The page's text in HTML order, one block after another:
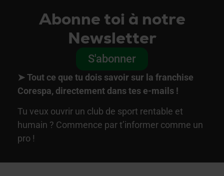
Abonne toi à notre
Newsletter
S'abonner
➤Tout ce que tu dois savoir sur la franchise
Corespa, directement dans tes e-mails !
Tu veux ouvrir un club de sport rentable et
humain ? Commence par t’informer comme un
pro !